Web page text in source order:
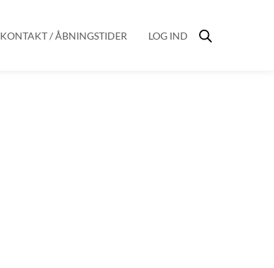
KONTAKT / ÅBNINGSTIDER LOG IND